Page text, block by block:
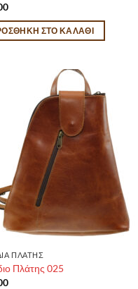
ΣΤΟ ΚΑΛΆΘΙ
ΠΛΑΤΗΣ
Πλάτης 025